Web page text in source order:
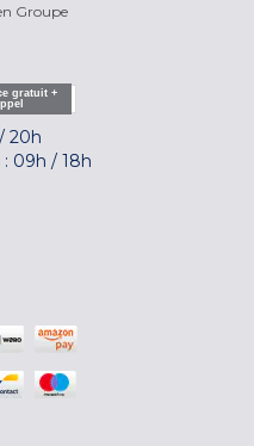
Groupe
gratuit +
/ 20h
09h / 18h